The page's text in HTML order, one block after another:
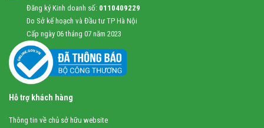
Đăng ký Kinh doanh số: 0110409229
Do Sở kế hoạch và Đầu tư TP Hà Nội
Cấp ngày 06 tháng 07 năm 2023
Hỗ trợ khách hàng
Thông tin về chủ sở hữu website